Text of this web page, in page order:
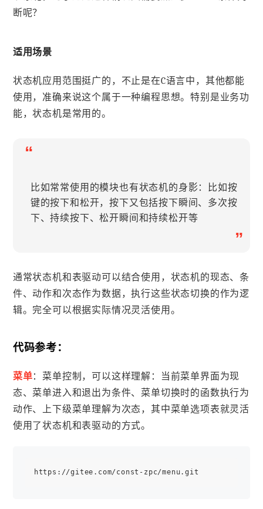
断呢？
适用场景
状态机应用范围挺广的，不止是在C语言中，其他都能
使用，准确来说这个属于一种编程思想。特别是业务功
能，状态机是常用的。
“
比如常常使用的模块也有状态机的身影：比如按
键的按下和松开，按下又包括按下瞬间、多次按
下、持续按下、松开瞬间和持续松开等
”
通常状态机和表驱动可以结合使用，状态机的现态、条
件、动作和次态作为数据，执行这些状态切换的作为逻
辑。完全可以根据实际情况灵活使用。
代码参考：
菜单：菜单控制，可以这样理解：当前菜单界面为现
态、菜单进入和退出为条件、菜单切换时的函数执行为
动作、上下级菜单理解为次态，其中菜单选项表就灵活
使用了状态机和表驱动的方式。